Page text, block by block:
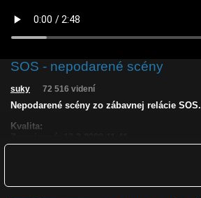
SOS - nepodarené scény
suky 72 516 videní
Nepodarené scény zo zábavnej relácie SOS.
Kvalita: